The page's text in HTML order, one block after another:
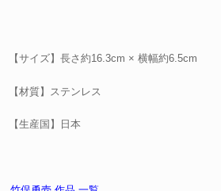
【サイズ】長さ約16.3cm × 横幅約6.5cm
【材質】ステンレス
【生産国】日本